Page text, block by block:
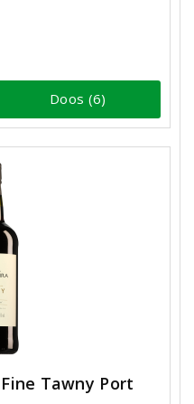
Doos (6)
Tawny Port